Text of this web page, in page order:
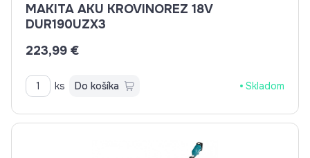
MAKITA AKU KROVINOREZ 18V
DUR190UZX3
223,99 €
ks Do košíka Skladom